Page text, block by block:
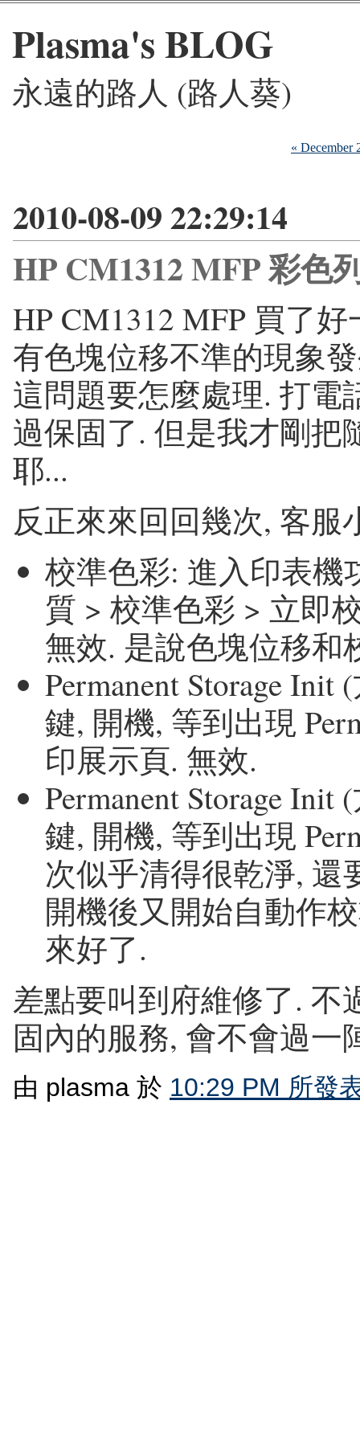
Plasma's BLOG
永遠的路人 (路人葵)
« December
2010-08-09 22:29:14
HP CM1312 MFP 彩色
HP CM1312 MFP 買了
有色塊位移不準的現象
這問題要怎麼處理. 打電
過保固了. 但是我才剛把
耶...
反正來來回回幾次, 客
校準色彩: 進入印表機
質 > 校準色彩 > 立即
無效. 是說色塊位移和
Permanent Storage
鍵, 開機, 等到出現
印展示頁. 無效.
Permanent Storage
鍵, 開機, 等到出現
次似乎清得很乾淨, 還
開機後又開始自動作
來好了.
差點要叫到府維修了. 不
固內的服務, 會不會過一
由 plasma 於 10:29 PM 所發